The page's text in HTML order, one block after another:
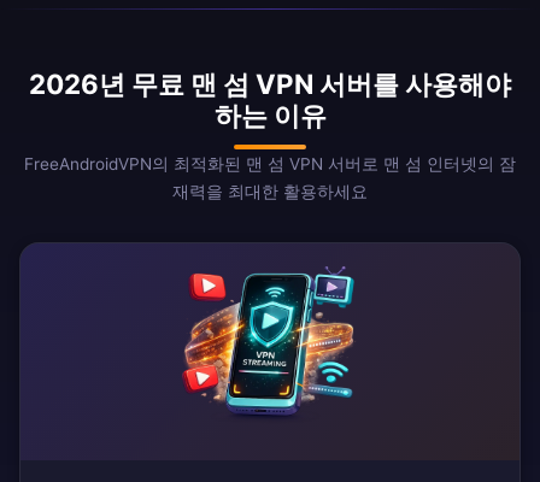
2026년 무료 맨 섬 VPN 서버를 사용해야
하는 이유
FreeAndroidVPN의 최적화된 맨 섬 VPN 서버로 맨 섬 인터넷의 잠
재력을 최대한 활용하세요